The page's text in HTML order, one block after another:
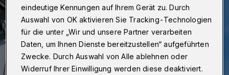
eindeutige Kennungen auf Ihrem Gerät zu. Durch
Auswahl von OK aktivieren Sie Tracking-Technologien
für die unter „Wir und unsere Partner verarbeiten
Daten, um Ihnen Dienste bereitzustellen“ aufgeführten
Zwecke. Durch Auswahl von Alle ablehnen oder
Widerruf Ihrer Einwilligung werden diese deaktiviert.